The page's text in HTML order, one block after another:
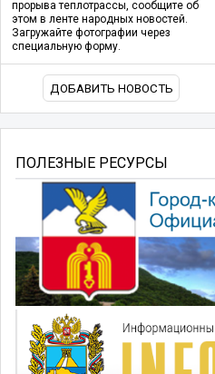
прорыва теплотрассы, сообщите об
этом в ленте народных новостей.
Загружайте фотографии через
специальную форму.
ДОБАВИТЬ НОВОСТЬ
ПОЛЕЗНЫЕ РЕСУРСЫ